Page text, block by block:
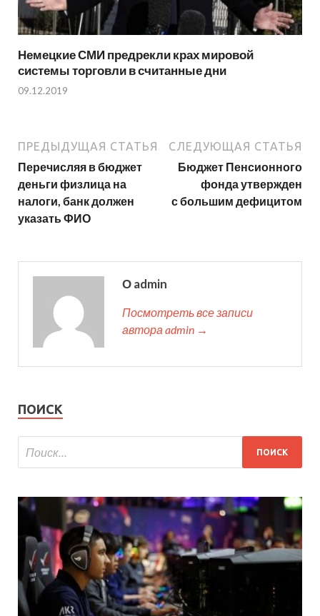
Немецкие СМИ предрекли крах мировой
системы торговли в считанные дни
09.12.2019
ПРЕДЫДУЩАЯ СТАТЬЯ
Перечисляя в бюджет
деньги физлица на
налоги, банк должен
указать ФИО
СЛЕДУЮЩАЯ СТАТЬЯ
Бюджет Пенсионного
фонда утвержден
с большим дефицитом
О admin
Посмотреть все записи
автора admin →
ПОИСК